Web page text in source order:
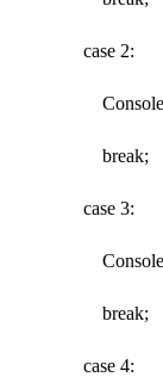
case 2:
break;
case 3:
break;
case 4: